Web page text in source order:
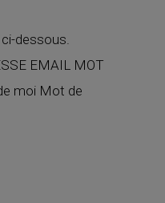
dessous.
EMAIL MOT
moi Mot de